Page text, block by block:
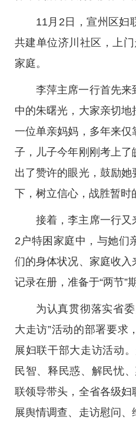
11月2日，宣州区妇
共建单位济川社区，上
家庭。
李萍主席一行首先来
中的朱曙光，大家亲切
一位单亲妈妈，多年来
子，儿子今年刚刚考上
出了赞许的眼光，鼓励
下，树立信心，战胜暂时
接着，李主席一行又
2户特困家庭中，与她们
们的身体状况、家庭收
记录在册，准备于“两节”
为认真贯彻落实省
大走访”活动的部署要求
展妇联干部大走访活动
民智、释民惑、解民忧
联领导带头，全省各级
展舆情调查、走访慰问